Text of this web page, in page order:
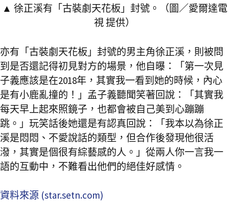
▲ 徐正溪有「古裝劇天花板」封號。（圖／愛爾達電
視 提供）
亦有「古裝劇天花板」封號的男主角徐正溪，則被問
到是否還記得初見對方的場景，他自曝：「第一次見
子義應該是在2018年，其實我一看到她的時候，內心
是有小鹿亂撞的！」孟子義聽聞笑著回說：「其實我
每天早上起來照鏡子，也都會被自己美到心蹦蹦
跳。」玩笑話後她還是有認真回說：「我本以為徐正
溪是悶悶、不愛說話的類型，但合作後發現他很活
潑，其實是個很有綜藝感的人。」從兩人你一言我一
語的互動中，不難看出他們的絕佳好感情。
資料來源 (star.setn.com)